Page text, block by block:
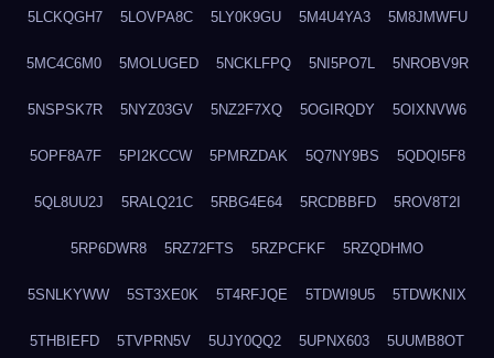
5LCKQGH7 5LOVPA8C 5LY0K9GU 5M4U4YA3 5M8JMWFU
5MC4C6M0 5MOLUGED 5NCKLFPQ 5NI5PO7L 5NROBV9R
5NSPSK7R 5NYZ03GV 5NZ2F7XQ 5OGIRQDY 5OIXNVW6
5OPF8A7F 5PI2KCCW 5PMRZDAK 5Q7NY9BS 5QDQI5F8
5QL8UU2J 5RALQ21C 5RBG4E64 5RCDBBFD 5ROV8T2I
5RP6DWR8 5RZ72FTS 5RZPCFKF 5RZQDHMO
5SNLKYWW 5ST3XE0K 5T4RFJQE 5TDWI9U5 5TDWKNIX
5THBIEFD 5TVPRN5V 5UJY0QQ2 5UPNX603 5UUMB8OT